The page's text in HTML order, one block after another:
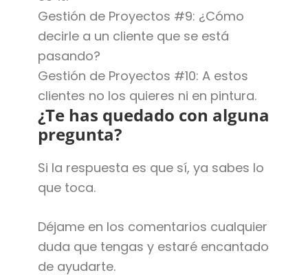
Gestión de Proyectos #9: ¿Cómo
decirle a un cliente que se está
pasando?
Gestión de Proyectos #10: A estos
clientes no los quieres ni en pintura.
¿Te has quedado con alguna
pregunta?
Si la respuesta es que sí, ya sabes lo
que toca.
Déjame en los comentarios cualquier
duda que tengas y estaré encantado
de ayudarte.